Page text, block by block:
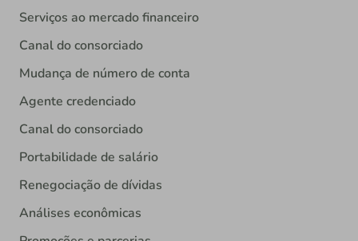
Serviços ao mercado financeiro
Canal do consorciado
Mudança de número de conta
Agente credenciado
Canal do consorciado
Portabilidade de salário
Renegociação de dívidas
Análises econômicas